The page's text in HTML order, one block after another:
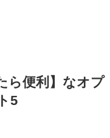
ら便利】なオプ
5